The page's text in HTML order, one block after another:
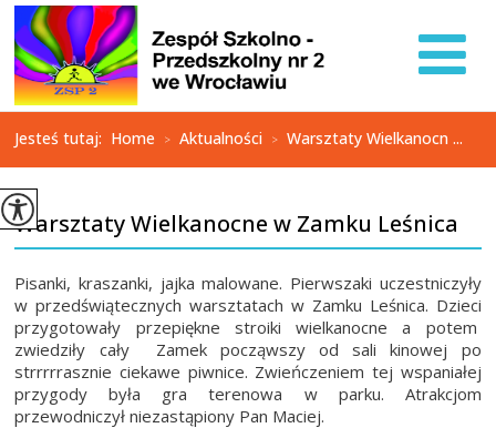
Jesteś tutaj: Home > Aktualności > Warsztaty Wielkanocn ...
Warsztaty Wielkanocne w Zamku Leśnica
Pisanki, kraszanki, jajka malowane. Pierwszaki uczestniczyły
w przedświątecznych warsztatach w Zamku Leśnica. Dzieci
przygotowały przepiękne stroiki wielkanocne a potem
zwiedziły cały Zamek począwszy od sali kinowej po
strrrrrasznie ciekawe piwnice. Zwieńczeniem tej wspaniałej
przygody była gra terenowa w parku. Atrakcjom
przewodniczył niezastąpiony Pan Maciej.